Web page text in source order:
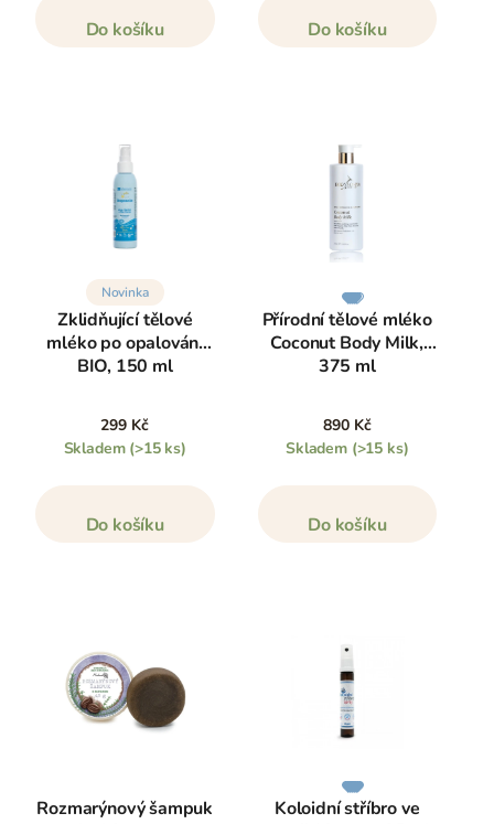
Do košíku Do košíku
Novinka
Zklidňující tělové
mléko po opalování
BIO, 150 ml
299 Kč
Skladem (>15 ks)
Do košíku
Přírodní tělové mléko
Coconut Body Milk,
375 ml
890 Kč
Skladem (>15 ks)
Do košíku
Rozmarýnový šampuk
Koloidní stříbro ve